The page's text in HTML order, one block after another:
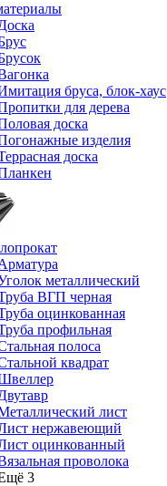
бруса, блок-хаус
для дерева
доска
изделия
доска
металлический
ВГП черная
оцинкованная
профильная
полоса
квадрат
лист
нержавеющий
оцинкованный
проволока
3